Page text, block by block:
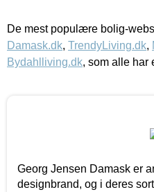
De mest populære bolig-
Damask.dk, TrendyLiving.dk,
Bydahlliving.dk, som alle har
Georg Jensen Damask er
designbrand, og i deres